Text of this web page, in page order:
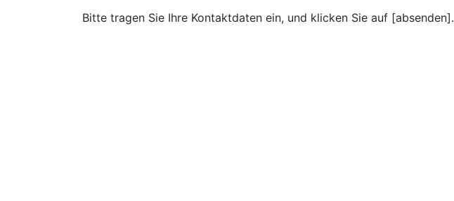
Bitte tragen Sie Ihre Kontaktdaten ein, und klicken Sie auf [absenden].